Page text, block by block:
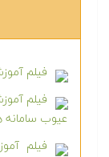
فیلم
فیلم
عیوب سامانه
فیلم